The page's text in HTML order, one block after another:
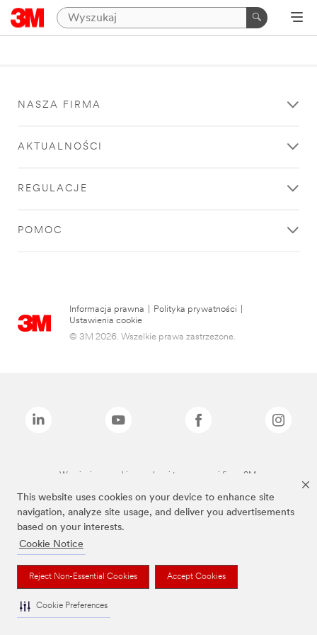
This website uses cookies on your device to enhance site
navigation, analyze site usage, and deliver you advertisements
based on your interests.
Cookie Notice
Reject Non-Essential Cookies Accept Cookies
Cookie Preferences
NASZA FIRMA
AKTUALNOŚCI
REGULACJE
POMOC
Informacja prawna Polityka prywatności
Ustawienia cookie
© 3M 2026. Wszelkie prawa zastrzeżone.
Wymienione marki są znakami towarowymi firmy 3M.